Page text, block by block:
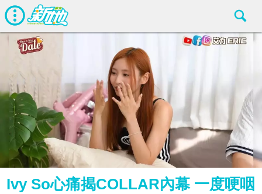
Ivy So心痛揭COLLAR內幕 一度哽咽